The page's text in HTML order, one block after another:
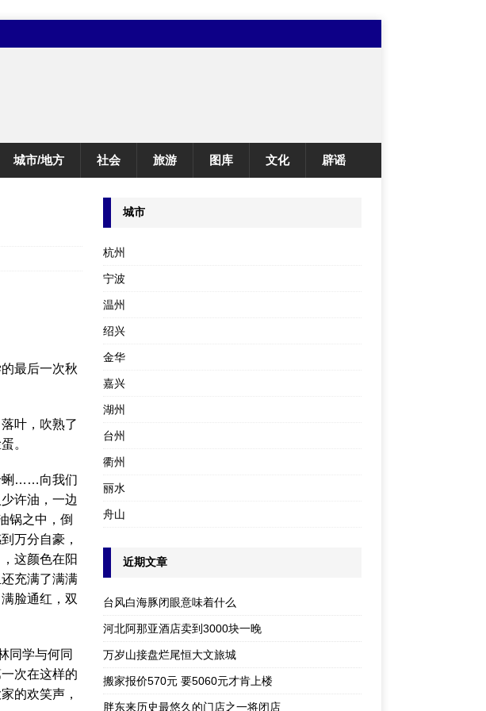
城市/地方 社会 旅游 图库 文化 辟谣
最后一次秋
叶，吹熟了
。
蜊……向我们
许油，一边
锅之中，倒
万分自豪，
这颜色在阳
充满了满满
脸通红，双
同学与何同
次在这样的
的欢笑声，
城市
杭州
宁波
温州
绍兴
金华
嘉兴
湖州
台州
衢州
丽水
舟山
近期文章
台风白海豚闭眼意味着什么
河北阿那亚酒店卖到3000块一晚
万岁山接盘烂尾恒大文旅城
搬家报价570元 要5060元才肯上楼
胖东来历史最悠久的门店之一将闭店